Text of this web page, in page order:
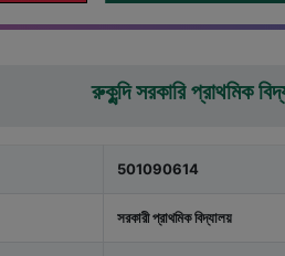
রুকুন্দি সরকারি প্রাথমিক
501090614
সরকারী প্রাথমিক বিদ্যালয়